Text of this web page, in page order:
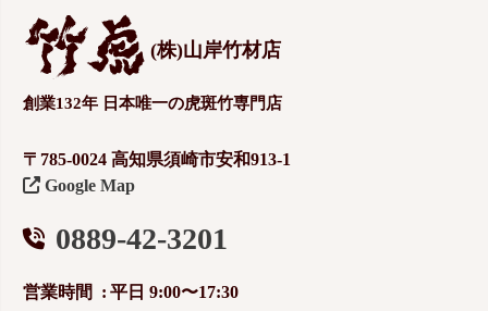
(株)山岸竹材店
創業132年 日本唯一の虎斑竹専門店
〒785-0024 高知県須崎市安和913-1
Google Map
0889-42-3201
営業時間
平日 9:00〜17:30